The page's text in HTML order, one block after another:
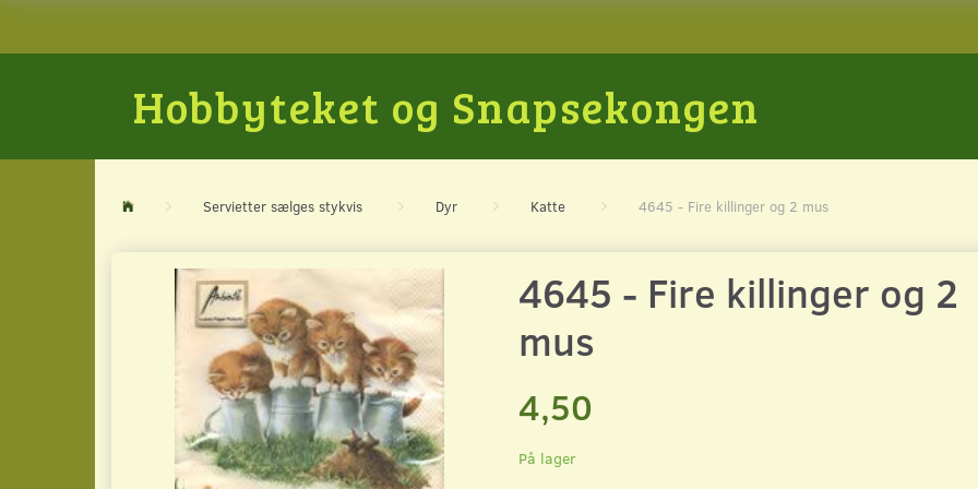
Hobbyteket og Snapsekongen
Servietter sælges stykvis Dyr Katte 4645 - Fire killinger og 2 mus
4645 - Fire killinger og 2
mus
4,50
På lager